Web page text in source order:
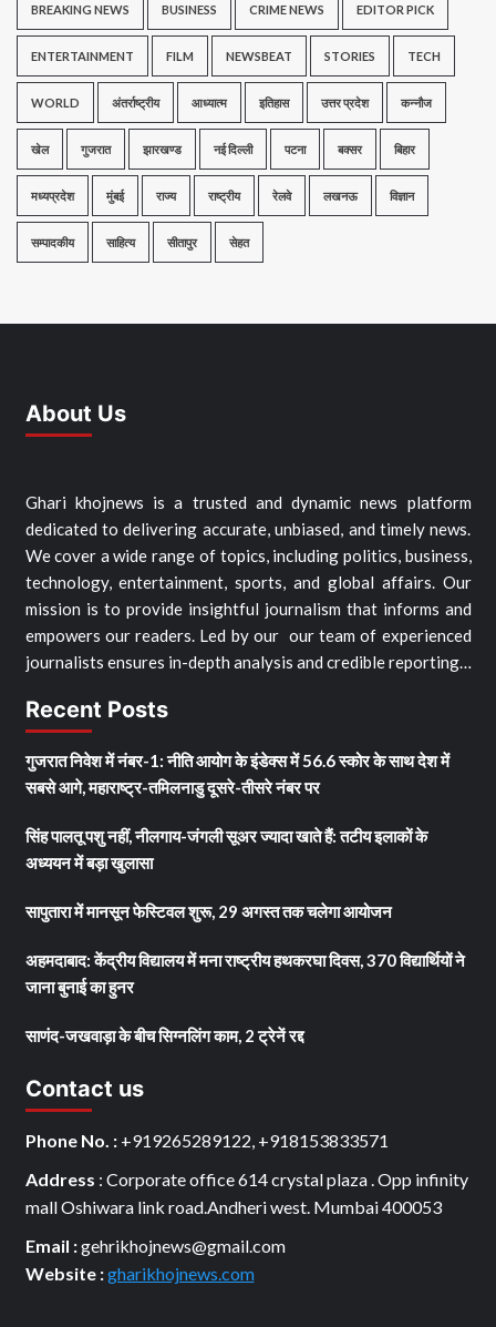
BREAKING NEWS BUSINESS CRIME NEWS EDITOR PICK
ENTERTAINMENT FILM NEWSBEAT STORIES TECH
WORLD अंतर्राष्ट्रीय आध्यात्म इतिहास उत्तर प्रदेश कन्नौज
खेल गुजरात झारखण्ड नई दिल्ली पटना बक्सर बिहार
मध्यप्रदेश मुंबई राज्य राष्ट्रीय रेलवे लखनऊ विज्ञान
सम्पादकीय साहित्य सीतापुर सेहत
About Us
Ghari khojnews is a trusted and dynamic news platform
dedicated to delivering accurate, unbiased, and timely news.
We cover a wide range of topics, including politics, business,
technology, entertainment, sports, and global affairs. Our
mission is to provide insightful journalism that informs and
empowers our readers. Led by our our team of experienced
journalists ensures in-depth analysis and credible reporting…
Recent Posts
गुजरात निवेश में नंबर-1: नीति आयोग के इंडेक्स में 56.6 स्कोर के साथ देश में
सबसे आगे, महाराष्ट्र-तमिलनाडु दूसरे-तीसरे नंबर पर
सिंह पालतू पशु नहीं, नीलगाय-जंगली सूअर ज्यादा खाते हैं: तटीय इलाकों के
अध्ययन में बड़ा खुलासा
सापुतारा में मानसून फेस्टिवल शुरू, 29 अगस्त तक चलेगा आयोजन
अहमदाबाद: केंद्रीय विद्यालय में मना राष्ट्रीय हथकरघा दिवस, 370 विद्यार्थियों ने
जाना बुनाई का हुनर
साणंद-जखवाड़ा के बीच सिग्नलिंग काम, 2 ट्रेनें रद्द
Contact us
Phone No. : +919265289122, +918153833571
Address : Corporate office 614 crystal plaza . Opp infinity
mall Oshiwara link road.Andheri west. Mumbai 400053
Email :gehrikhojnews@gmail.com
Website :gharikhojnews.com